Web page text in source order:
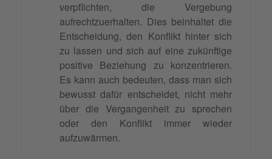
verpflichten, die Vergebung
aufrechtzuerhalten. Dies beinhaltet die
Entscheidung, den Konflikt hinter sich
zu lassen und sich auf eine zukünftige
positive Beziehung zu konzentrieren.
Es kann auch bedeuten, dass man sich
bewusst dafür entscheidet, nicht mehr
über die Vergangenheit zu sprechen
oder den Konflikt immer wieder
aufzuwärmen.